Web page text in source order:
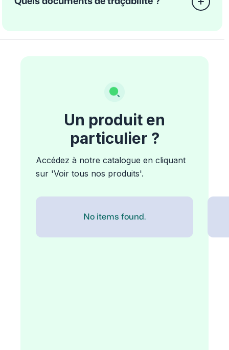
Un produit en
particulier ?
Accédez à notre catalogue en cliquant
sur 'Voir tous nos produits'.
No items found.